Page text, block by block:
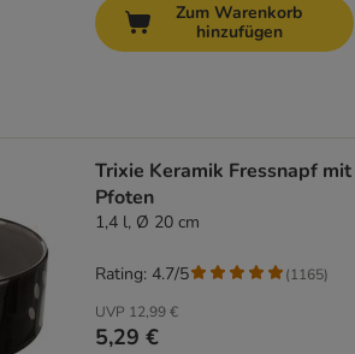
Zum Warenkorb
hinzufügen
Trixie Keramik Fressnapf mit
Pfoten
1,4 l, Ø 20 cm
UVP 12,99 €
5,29 €
Rating: 4.7/5 (1165)